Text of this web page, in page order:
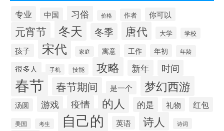
专业 中国 习俗 价格 作者 你可以
元宵节 冬天 冬季 唐代 大学 学校
孩子 宋代 家庭 寓意 工作 年初 年龄
很多人 手机 技能 攻略 新年 时间
春节 春节期间 是一个 梦幻西游
汤圆 游戏 疫情 的人 的是 礼物 红包
美国 考生 自己的 英语 诗人 诗词